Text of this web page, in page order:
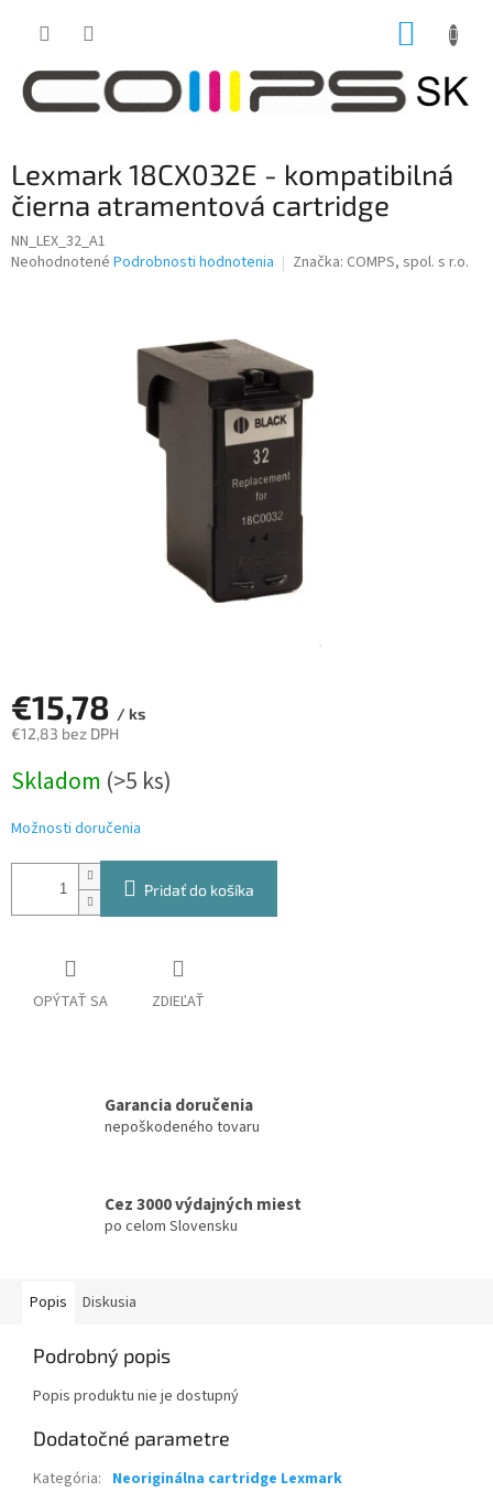
Lexmark 18CX032E - kompatibilná
čierna atramentová cartridge
NN_LEX_32_A1
Priemerné
Neohodnotené Podrobnosti hodnotenia Značka: COMPS, spol. s r.o.
€15,78 / ks
€12,83 bez DPH
cena:
Skladom (>5 ks)
Možnosti doručenia
Pridať do košíka
OPÝTAŤ SA ZDIEĽAŤ
Garancia doručenia
nepoškodeného tovaru
Cez 3000 výdajných miest
po celom Slovensku
Popis Diskusia
Podrobný popis
Popis produktu nie je dostupný
Dodatočné parametre
Kategória: Neoriginálna cartridge Lexmark